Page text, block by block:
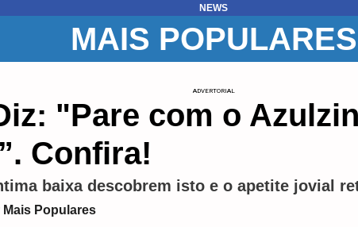
NEWS
MAIS POPULARES
ADVERTORIAL
"Pare com o
Confira!
baixa descobrem isto e o apetite jovial
Mais Populares